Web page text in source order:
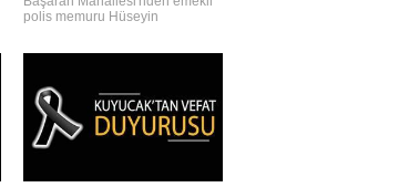
polis memuru Hüseyin